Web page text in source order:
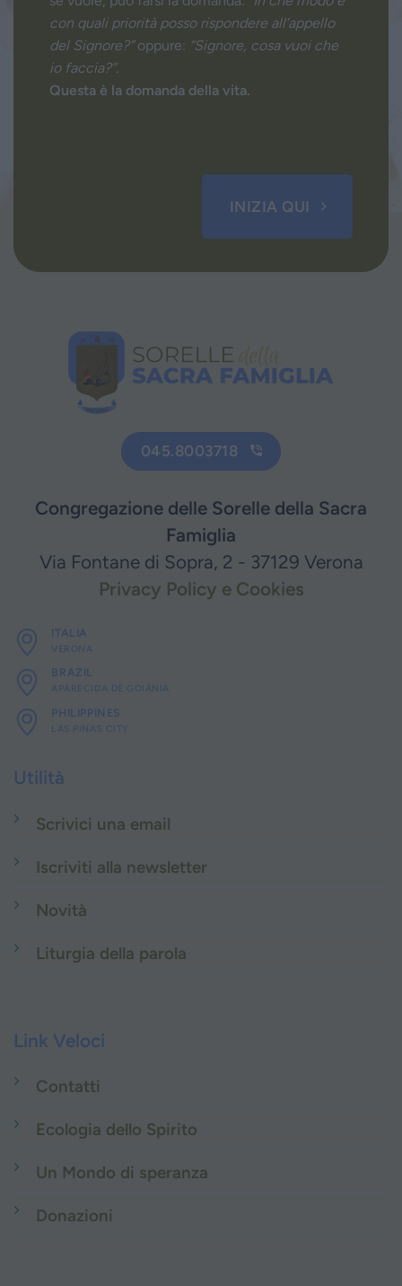
con quali priorità posso rispondere all’appello
del Signore?”oppure: “Signore, cosa vuoi che
io faccia?”.
Questa è la domanda della vita.
INIZIA QUI
045.8003718
Congregazione delle Sorelle della Sacra
Famiglia
Via Fontane di Sopra, 2 - 37129 Verona
Privacy Policy e Cookies
ITALIA
VERONA
BRAZIL
APARECIDA DE GOIÂNIA
PHILIPPINES
LAS PINAS CITY
Utilità
Scrivici una email
Iscriviti alla newsletter
Novità
Liturgia della parola
Link Veloci
Contatti
Ecologia dello Spirito
Un Mondo di speranza
Donazioni